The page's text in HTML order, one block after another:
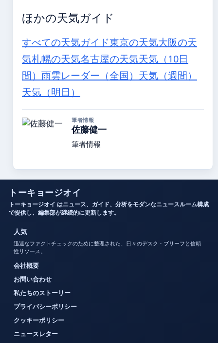
ほかの天気ガイド
すべての天気ガイド東京の天気大阪の天
気札幌の天気名古屋の天気天気（10日
間） 雨雲レーダー（全国） 天気（週間）
天気（明日）
筆者情報
佐藤健一
筆者情報
トーキョージオイ
トーキョージオイ はニュース、ガイド、分析をモダンなニュースルーム構成
で提供し、編集部が継続的に更新します。
人気
迅速なファクトチェックのために整理された、日々のデスク・ブリーフと信頼
性リソース。
会社概要
お問い合わせ
私たちのストーリー
プライバシーポリシー
クッキーポリシー
ニュースレター